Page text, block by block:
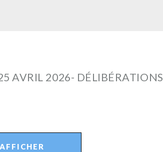
AVRIL 2026- DÉLIBÉRATIONS
AFFICHER